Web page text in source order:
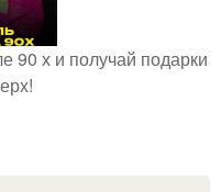
90 х и получай подарки